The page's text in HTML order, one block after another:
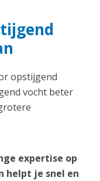
opstijgend
vocht beter
expertise op
helpt je snel en